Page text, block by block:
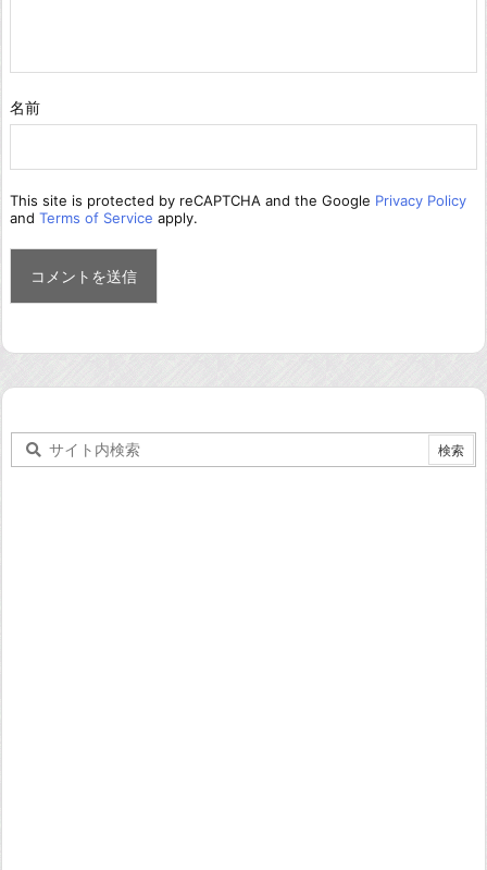
名前
This site is protected by reCAPTCHA and the Google Privacy Policy
and Terms of Service apply.